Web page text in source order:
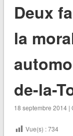
Deux
la
de-la-
18 septembre 2014 |
Vue(s) :734